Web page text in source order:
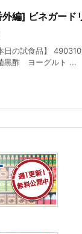
編] ビネガード
本日の試食品】
黒酢 ヨーグルト ...